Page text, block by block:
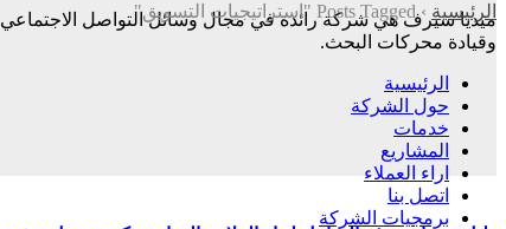
وقيادة محركات البحث.
الرئيسية
حول الشركة
خدمات
المشاريع
اراء العملاء
اتصل بنا
برمجيات الشركة
الرئيسية ›Posts Tagged "استراتيجيات التسويق"